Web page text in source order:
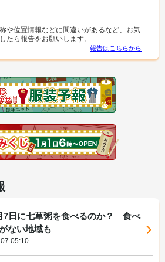
や位置情報などに間違いがあるなど、お気
たら報告をお願いします。
報告はこちらから
7日に七草粥を食べるのか？ 食べ
ない地域も